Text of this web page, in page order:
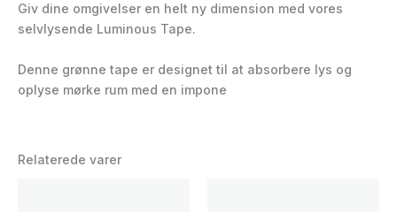
Giv dine omgivelser en helt ny dimension med vores
selvlysende Luminous Tape.
Denne grønne tape er designet til at absorbere lys og
oplyse mørke rum med en impone
Relaterede varer